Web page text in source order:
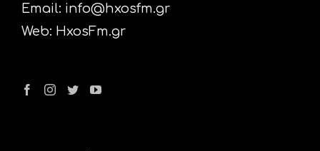
Email: info@hxosfm.gr
Web: HxosFm.gr